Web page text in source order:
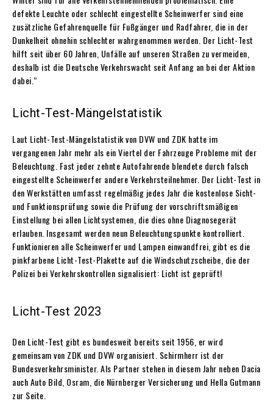
defekte Leuchte oder schlecht eingestellte Scheinwerfer sind eine
zusätzliche Gefahrenquelle für Fußgänger und Radfahrer, die in der
Dunkelheit ohnehin schlechter wahrgenommen werden. Der Licht-Test
hilft seit über 60 Jahren, Unfälle auf unseren Straßen zu vermeiden,
deshalb ist die Deutsche Verkehrswacht seit Anfang an bei der Aktion
dabei.“
Licht-Test-Mängelstatistik
Laut Licht-Test-Mängelstatistik von DVW und ZDK hatte im
vergangenen Jahr mehr als ein Viertel der Fahrzeuge Probleme mit der
Beleuchtung. Fast jeder zehnte Autofahrende blendete durch falsch
eingestellte Scheinwerfer andere Verkehrsteilnehmer. Der Licht-Test in
den Werkstätten umfasst regelmäßig jedes Jahr die kostenlose Sicht-
und Funktionsprüfung sowie die Prüfung der vorschriftsmäßigen
Einstellung bei allen Lichtsystemen, die dies ohne Diagnosegerät
erlauben. Insgesamt werden neun Beleuchtungspunkte kontrolliert.
Funktionieren alle Scheinwerfer und Lampen einwandfrei, gibt es die
pinkfarbene Licht-Test-Plakette auf die Windschutzscheibe, die der
Polizei bei Verkehrskontrollen signalisiert: Licht ist geprüft!
Licht-Test 2023
Den Licht-Test gibt es bundesweit bereits seit 1956, er wird
gemeinsam von ZDK und DVW organisiert. Schirmherr ist der
Bundesverkehrsminister. Als Partner stehen in diesem Jahr neben Dacia
auch Auto Bild, Osram, die Nürnberger Versicherung und Hella Gutmann
zur Seite.